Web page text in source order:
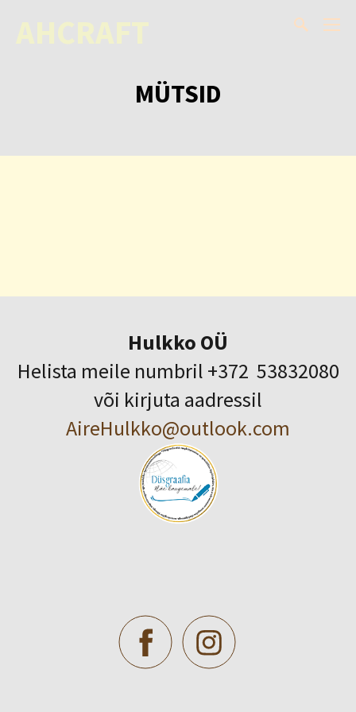
AHCRAFT
MÜTSID
Hulkko OÜ
Helista meile numbril +372 53832080
või kirjuta aadressil
AireHulkko@outlook.com